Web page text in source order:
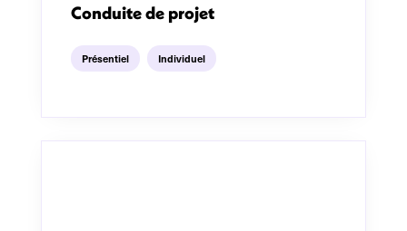
Conduite de projet
Présentiel Individuel